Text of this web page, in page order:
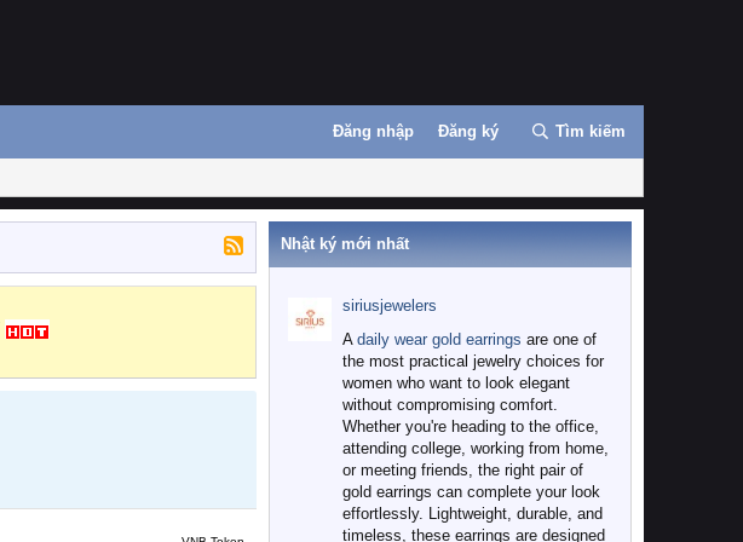
Đăng nhập Đăng ký Tìm kiếm
Nhật ký mới nhất
siriusjewelers
A daily wear gold earrings are one of
the most practical jewelry choices for
women who want to look elegant
without compromising comfort.
Whether you're heading to the office,
attending college, working from home,
or meeting friends, the right pair of
gold earrings can complete your look
effortlessly. Lightweight, durable, and
timeless, these earrings are designed